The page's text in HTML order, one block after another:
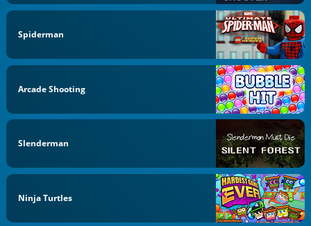
Spiderman
Arcade Shooting
Slenderman
Ninja Turtles